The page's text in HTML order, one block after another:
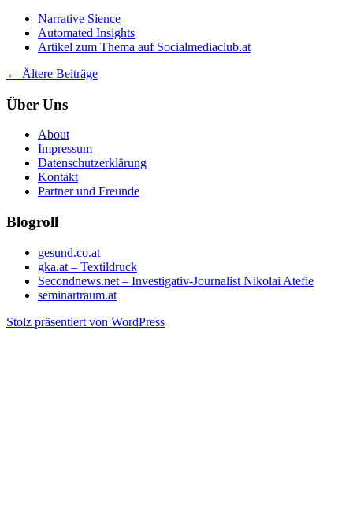
Narrative Sience
Automated Insights
Artikel zum Thema auf Socialmediaclub.at
Beitrags-
Navigation
← Ältere Beiträge
Über Uns
About
Impressum
Datenschutzerklärung
Kontakt
Partner und Freunde
Blogroll
gesund.co.at
gka.at – Textildruck
Secondnews.net – Investigativ-Journalist Nikolai Atefie
seminartraum.at
Stolz präsentiert von WordPress